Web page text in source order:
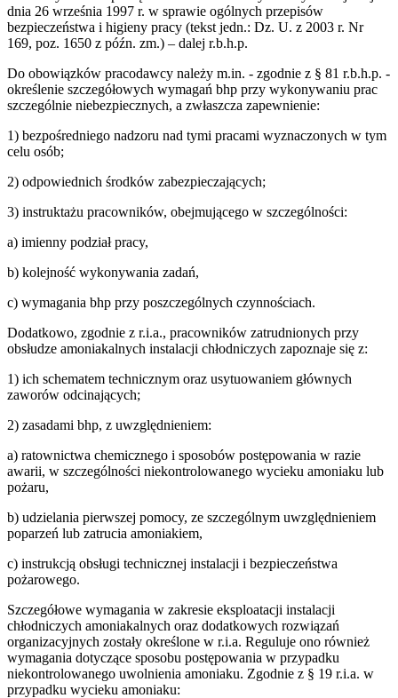
dnia 26 września 1997 r. w sprawie ogólnych przepisów
bezpieczeństwa i higieny pracy (tekst jedn.: Dz. U. z 2003 r. Nr
169, poz. 1650 z późn. zm.) – dalej r.b.h.p.
Do obowiązków pracodawcy należy m.in. - zgodnie z § 81 r.b.h.p. -
określenie szczegółowych wymagań bhp przy wykonywaniu prac
szczególnie niebezpiecznych, a zwłaszcza zapewnienie:
1) bezpośredniego nadzoru nad tymi pracami wyznaczonych w tym
celu osób;
2) odpowiednich środków zabezpieczających;
3) instruktażu pracowników, obejmującego w szczególności:
a) imienny podział pracy,
b) kolejność wykonywania zadań,
c) wymagania bhp przy poszczególnych czynnościach.
Dodatkowo, zgodnie z r.i.a., pracowników zatrudnionych przy
obsłudze amoniakalnych instalacji chłodniczych zapoznaje się z:
1) ich schematem technicznym oraz usytuowaniem głównych
zaworów odcinających;
2) zasadami bhp, z uwzględnieniem:
a) ratownictwa chemicznego i sposobów postępowania w razie
awarii, w szczególności niekontrolowanego wycieku amoniaku lub
pożaru,
b) udzielania pierwszej pomocy, ze szczególnym uwzględnieniem
poparzeń lub zatrucia amoniakiem,
c) instrukcją obsługi technicznej instalacji i bezpieczeństwa
pożarowego.
Szczegółowe wymagania w zakresie eksploatacji instalacji
chłodniczych amoniakalnych oraz dodatkowych rozwiązań
organizacyjnych zostały określone w r.i.a. Reguluje ono również
wymagania dotyczące sposobu postępowania w przypadku
niekontrolowanego uwolnienia amoniaku. Zgodnie z § 19 r.i.a. w
przypadku wycieku amoniaku: